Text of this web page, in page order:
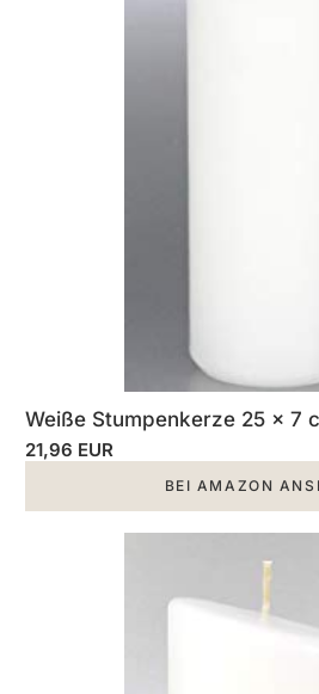
Weiße Stumpenkerze 25 x 7
21,96 EUR
BEI AMAZON